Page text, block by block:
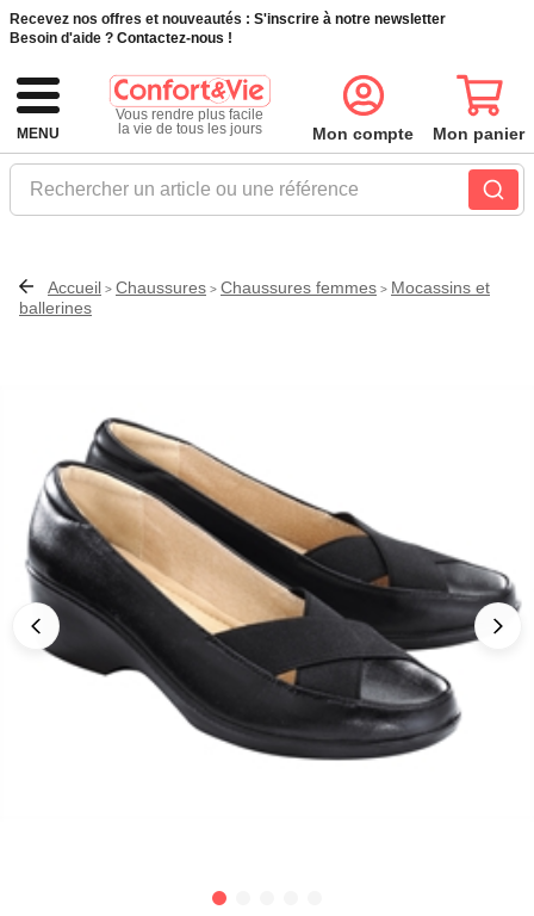
Recevez nos offres et nouveautés : S'inscrire à notre newsletter
Besoin d'aide ? Contactez-nous !
MENU
Vous rendre plus facile
la vie de tous les jours
Rechercher un article ou une référence
Mon compte Mon panier
Accueil > Chaussures > Chaussures femmes > Mocassins et
ballerines